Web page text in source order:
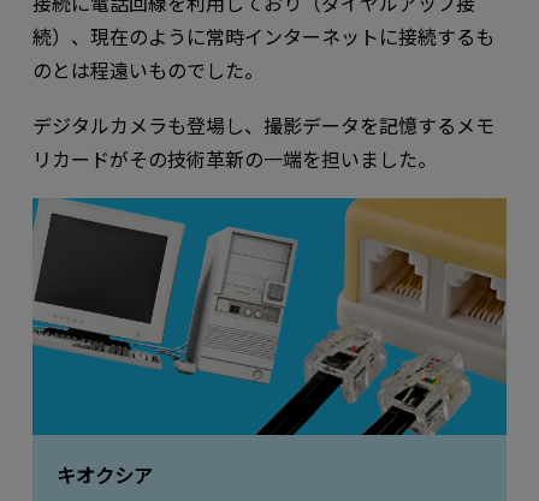
続）、現在のように常時インターネットに接続するも
のとは程遠いものでした。
デジタルカメラも登場し、撮影データを記憶するメモ
リカードがその技術⾰新の⼀端を担いました。
キオクシア